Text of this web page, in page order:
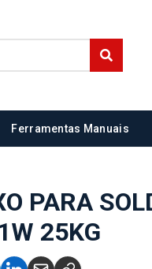
Ferramentas Manuais
PARA
25KG